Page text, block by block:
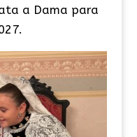
a Dama para